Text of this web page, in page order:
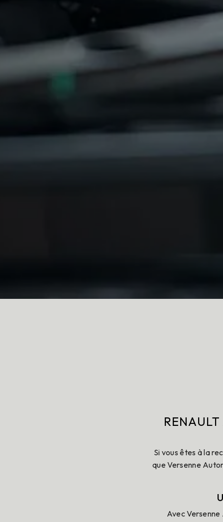
Si vous êtes à la
que Versenne
Avec